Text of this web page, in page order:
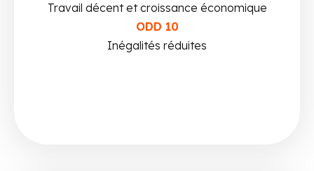
Travail décent et croissance économique
ODD 10
Inégalités réduites